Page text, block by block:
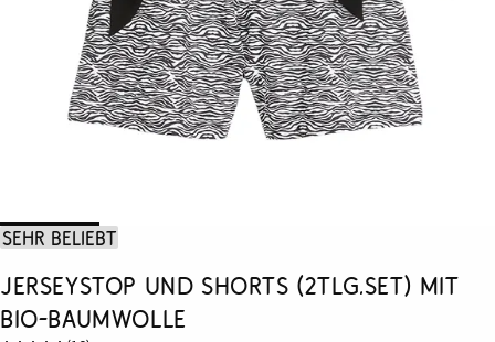
Sehr beliebt
Jerseystop und Shorts (2tlg.Set) mit
Bio-Baumwolle